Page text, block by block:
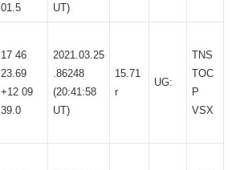
01.5
UT)
17 46
23.69
+12 09
39.0
2021.03.25
.86248
(20:41:58
UT)
15.71
r
UG:
TNS
TOC
P
VSX